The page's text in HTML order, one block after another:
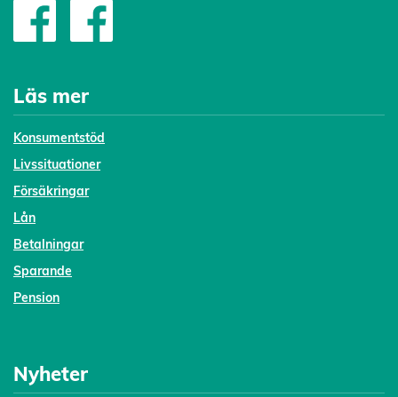
Läs mer
Konsumentstöd
Livssituationer
Försäkringar
Lån
Betalningar
Sparande
Pension
Nyheter